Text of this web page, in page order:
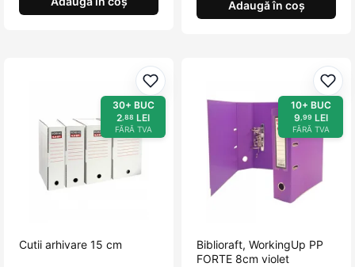
Adaugă în coș
Adaugă la favorite
30+ BUC
2 ,88 LEI
FĂRĂ TVA
Cutii arhivare 15 cm
10+ BUC
9 ,99 LEI
FĂRĂ TVA
Biblioraft, WorkingUp PP
FORTE 8cm violet